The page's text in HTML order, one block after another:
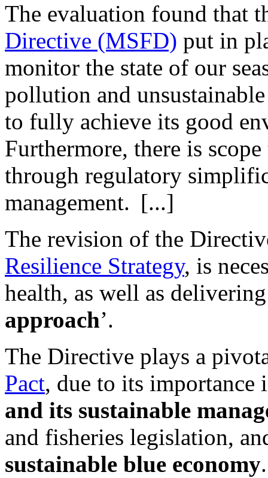
The evaluation found that
Directive (MSFD) put in
monitor the state of our
pollution and
to fully achieve its good
Furthermore, there is
through regulatory
management. [...]
The revision of the
Resilience Strategy, is
health, as well as
approach’.
The Directive plays a
Pact, due to its
and its sustainable
and fisheries legislation,
sustainable blue economy.